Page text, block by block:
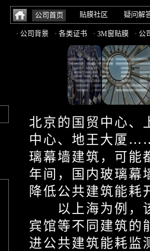
公司首页 贴膜社区 疑问解
· 公司背景 · 各类证书 · 3M窗贴膜 · 公
北京的国贸中心、
中心、地王大厦
璃幕墙建筑，可能
年间，国内玻璃幕
降低公共建筑能耗
以上海为例，该
宾馆等不同建筑的
进公共建筑能耗监